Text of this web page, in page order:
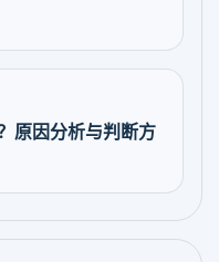
原因分析与判断方